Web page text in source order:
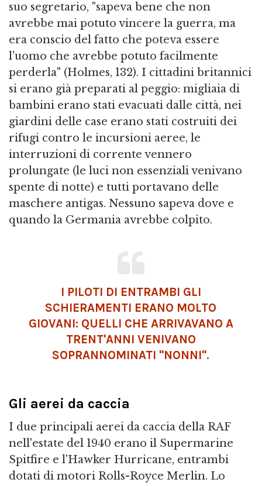
suo segretario, "sapeva bene che non
avrebbe mai potuto vincere la guerra, ma
era conscio del fatto che poteva essere
l'uomo che avrebbe potuto facilmente
perderla" (Holmes, 132). I cittadini britannici
si erano già preparati al peggio: migliaia di
bambini erano stati evacuati dalle città, nei
giardini delle case erano stati costruiti dei
rifugi contro le incursioni aeree, le
interruzioni di corrente vennero
prolungate (le luci non essenziali venivano
spente di notte) e tutti portavano delle
maschere antigas. Nessuno sapeva dove e
quando la Germania avrebbe colpito.
I PILOTI DI ENTRAMBI GLI
SCHIERAMENTI ERANO MOLTO
GIOVANI: QUELLI CHE ARRIVAVANO A
TRENT'ANNI VENIVANO
SOPRANNOMINATI "NONNI".
Gli aerei da caccia
I due principali aerei da caccia della RAF
nell'estate del 1940 erano il Supermarine
Spitfire e l'Hawker Hurricane, entrambi
dotati di motori Rolls-Royce Merlin. Lo